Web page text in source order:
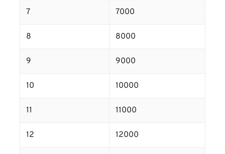
7 7000
8 8000
9 9000
10 10000
11 11000
12 12000